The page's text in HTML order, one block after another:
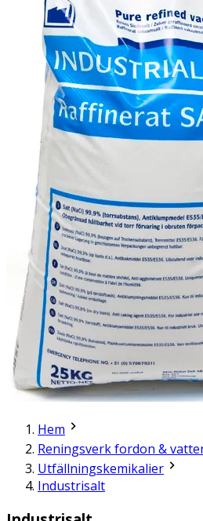
Hem
Reningsverk fordon &
Utfällningskemikalier
Industrisalt